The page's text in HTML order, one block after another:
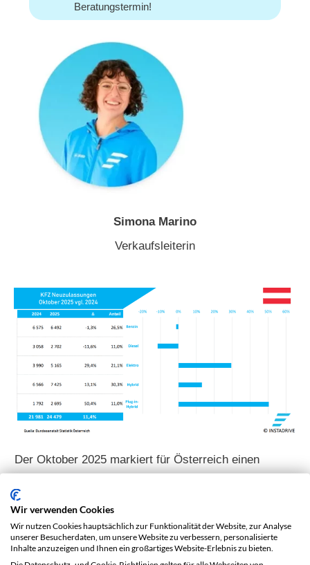
Beratungstermin!
Simona Marino
Verkaufsleiterin
Der Oktober 2025 markiert für Österreich einen
Mobilität. Mit5.165 neuen Stromern
Anteil von 21,1 Prozentzeigt der Markt eine
bemerkenswerte Dynamik. Noch deutlicher wird der
Wir verwenden Cookies
Wir nutzen Cookies hauptsächlich zur Funktionalität der Website, zur Analyse
unserer Besucherdaten, um unsere Website zu verbessern, personalisierte
Inhalte anzuzeigen und Ihnen ein großartiges Website-Erlebnis zu bieten.